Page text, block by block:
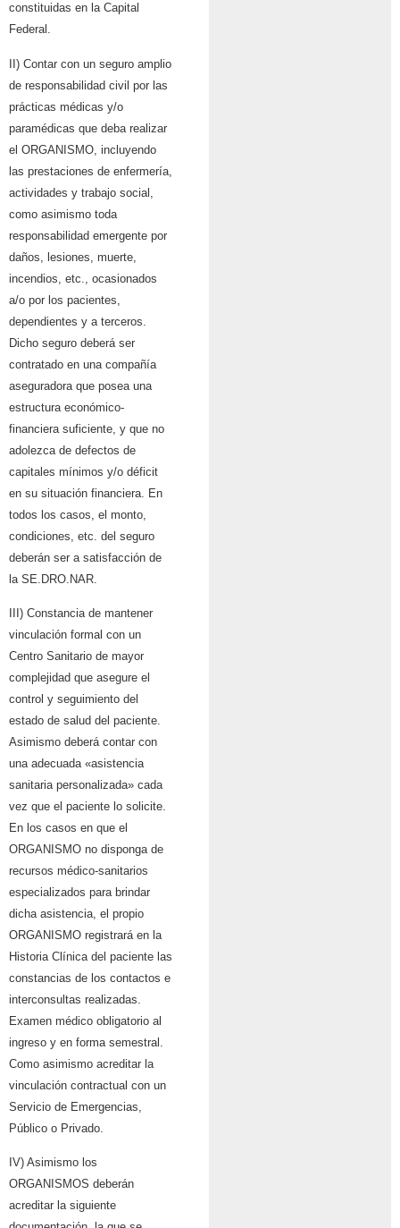
constituidas en la Capital
Federal.
II) Contar con un seguro amplio
de responsabilidad civil por las
prácticas médicas y/o
paramédicas que deba realizar
el ORGANISMO, incluyendo
las prestaciones de enfermería,
actividades y trabajo social,
como asimismo toda
responsabilidad emergente por
daños, lesiones, muerte,
incendios, etc., ocasionados
a/o por los pacientes,
dependientes y a terceros.
Dicho seguro deberá ser
contratado en una compañía
aseguradora que posea una
estructura económico-
financiera suficiente, y que no
adolezca de defectos de
capitales mínimos y/o déficit
en su situación financiera. En
todos los casos, el monto,
condiciones, etc. del seguro
deberán ser a satisfacción de
la SE.DRO.NAR.
III) Constancia de mantener
vinculación formal con un
Centro Sanitario de mayor
complejidad que asegure el
control y seguimiento del
estado de salud del paciente.
Asimismo deberá contar con
una adecuada «asistencia
sanitaria personalizada» cada
vez que el paciente lo solicite.
En los casos en que el
ORGANISMO no disponga de
recursos médico-sanitarios
especializados para brindar
dicha asistencia, el propio
ORGANISMO registrará en la
Historia Clínica del paciente las
constancias de los contactos e
interconsultas realizadas.
Examen médico obligatorio al
ingreso y en forma semestral.
Como asimismo acreditar la
vinculación contractual con un
Servicio de Emergencias,
Público o Privado.
IV) Asimismo los
ORGANISMOS deberán
acreditar la siguiente